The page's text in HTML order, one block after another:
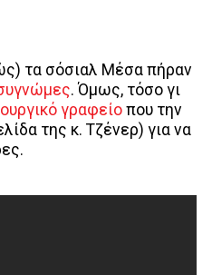
τα σόσιαλ Μέσα πήραν
. Όμως, τόσο γι
γραφείο που την
της κ. Τζένερ) για να